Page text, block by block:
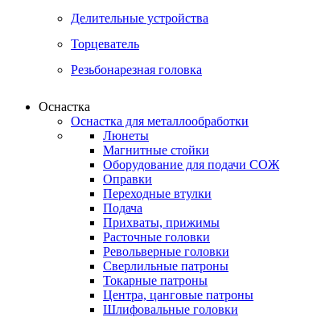
Делительные устройства
Торцеватель
Резьбонарезная головка
Оснастка
Оснастка для металлообработки
Люнеты
Магнитные стойки
Оборудование для подачи СОЖ
Оправки
Переходные втулки
Подача
Прихваты, прижимы
Расточные головки
Револьверные головки
Сверлильные патроны
Токарные патроны
Центра, цанговые патроны
Шлифовальные головки